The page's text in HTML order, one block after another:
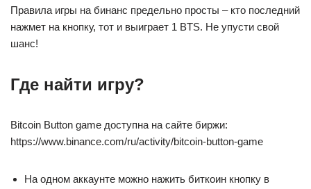
Правила игры на бинанс предельно просты – кто последний
нажмет на кнопку, тот и выиграет 1 BTS. Не упусти свой
шанс!
Где найти игру?
Bitcoin Button game доступна на сайте биржи:
https://www.binance.com/ru/activity/bitcoin-button-game
На одном аккаунте можно нажить биткоин кнопку в